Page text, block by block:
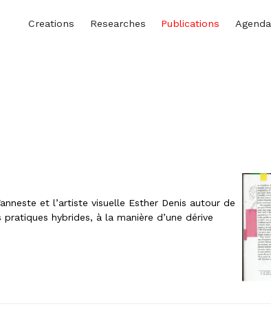
Creations Researches Publications Agenda
et l’artiste visuelle Esther Denis autour de
hybrides, à la manière d’une dérive